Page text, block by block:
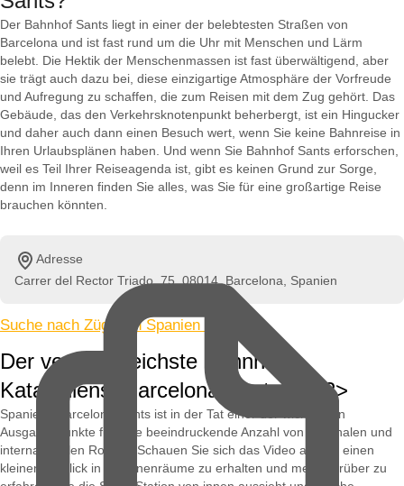
Der Bahnhof Sants liegt in einer der belebtesten Straßen von
Barcelona und ist fast rund um die Uhr mit Menschen und Lärm
belebt. Die Hektik der Menschenmassen ist fast überwältigend, aber
sie trägt auch dazu bei, diese einzigartige Atmosphäre der Vorfreude
und Aufregung zu schaffen, die zum Reisen mit dem Zug gehört. Das
Gebäude, das den Verkehrsknotenpunkt beherbergt, ist ein Hingucker
und daher auch dann einen Besuch wert, wenn Sie keine Bahnreise in
Ihren Urlaubsplänen haben. Und wenn Sie Bahnhof Sants erforschen,
weil es Teil Ihrer Reiseagenda ist, gibt es keinen Grund zur Sorge,
denn im Inneren finden Sie alles, was Sie für eine großartige Reise
brauchen könnten.
Adresse
Carrer del Rector Triado, 75, 08014, Barcelona, Spanien
Suche nach Zügen in Spanien »
Der verkehrsreichste Bahnhof
Kataloniens: Barcelona Sants< / h2>
Spaniens Barcelona Sants ist in der Tat einer der wichtigsten
Ausgangspunkte für eine beeindruckende Anzahl von nationalen und
internationalen Routen. Schauen Sie sich das Video an, um einen
kleinen Einblick in die Innenräume zu erhalten und mehr darüber zu